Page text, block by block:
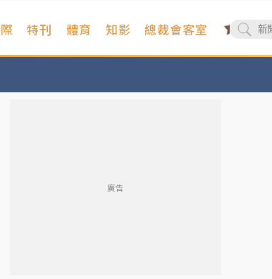
特刊 體育 知影 總裁會客室
廣告